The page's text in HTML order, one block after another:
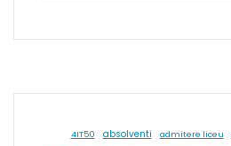
4IT50 absolventi admitere liceu